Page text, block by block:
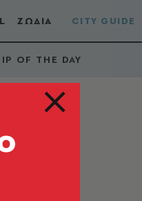
ΖΩΔΙΑ CITY GUIDE
OF THE DAY